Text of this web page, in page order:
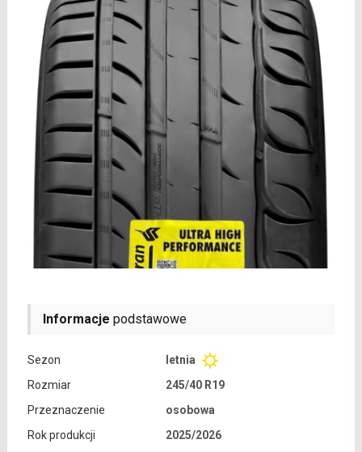
Informacje podstawowe
Sezon
letnia
Rozmiar
245/40 R19
Przeznaczenie
osobowa
Rok produkcji
2025/2026